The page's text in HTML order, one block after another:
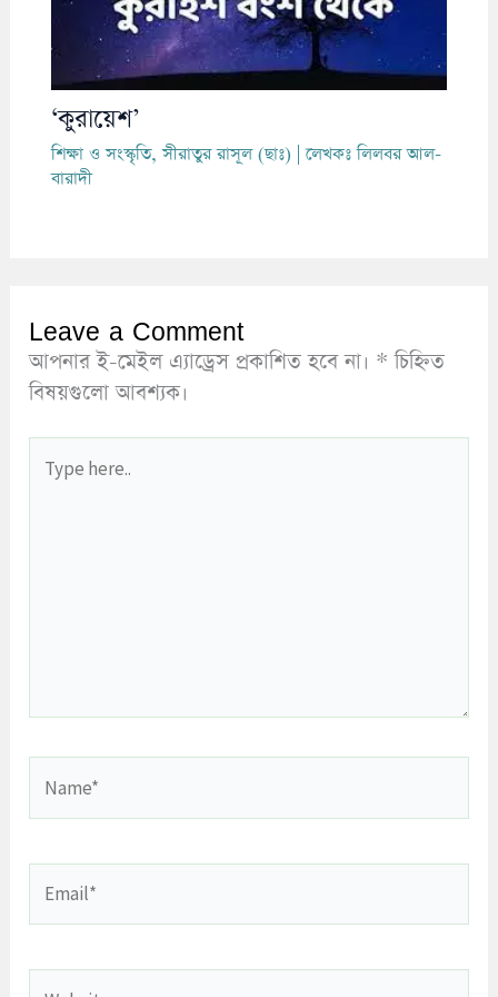
‘কুরায়েশ’
শিক্ষা ও সংস্কৃতি,সীরাতুর রাসূল (ছাঃ) | লেখকঃলিলবর আল-
বারাদী
Leave a Comment
আপনার ই-মেইল এ্যাড্রেস প্রকাশিত হবে না। * চিহ্নিত
বিষয়গুলো আবশ্যক।
here..